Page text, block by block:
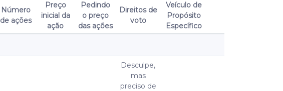
Número
de ações
Preço
inicial da
ação
Pedindo
o preço
das ações
Direitos de
voto
Veículo de
Propósito
Específico
Desculpe,
mas
preciso de